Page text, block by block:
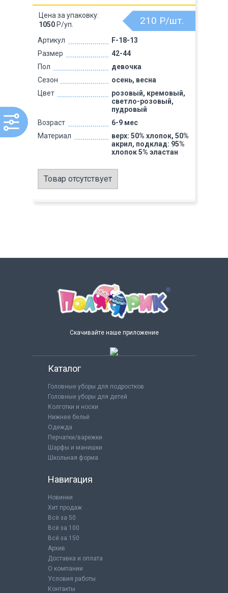
Артикул
F-18-13
Размер
42-44
Пол
девочка
Сезон
осень, весна
Цвет
розовый, кремовый,
светло-розовый,
пудровый
Возраст
6-9 мес
Материал
верх: 50% хлопок, 50%
акрил, подклад: 95%
хлопок 5% эластан
210 Р/шт.
Цена за упаковку:
1050 Р/уп.
Товар отсутствует
Скачивайте наше приложение
Каталог
Головные уборы для подростков
Головные уборы для детей
Колготки и носки
Нижнее бельё
Одежда
Перчатки/варежки
Шарфы и манишки
Школьная форма
Навигация
Новинки
Хит продаж
Всё за 50
Всё за 100
Всё за 150
Архив
Доставка и оплата
О компании
Условия работы
Контакты